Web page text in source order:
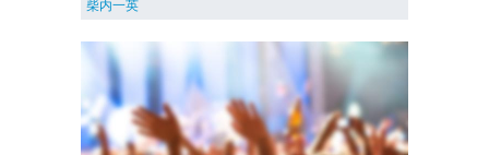
柴内一英